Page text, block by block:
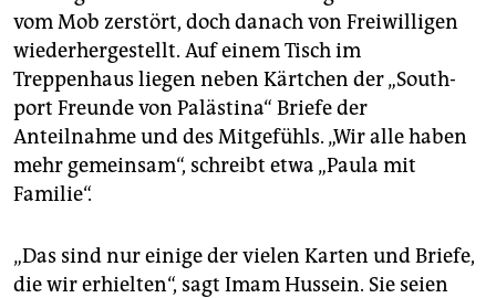
vom Mob zerstört, doch danach von Freiwilligen
wiederhergestellt. Auf einem Tisch im
Treppenhaus liegen neben Kärtchen der „South­
port Freunde von Palästina“ Briefe der
Anteilnahme und des Mitgefühls. „Wir alle haben
mehr gemeinsam“, schreibt etwa „Paula mit
Familie“.
„Das sind nur einige der vielen Karten und Briefe,
die wir erhielten“, sagt Imam Hussein. Sie seien